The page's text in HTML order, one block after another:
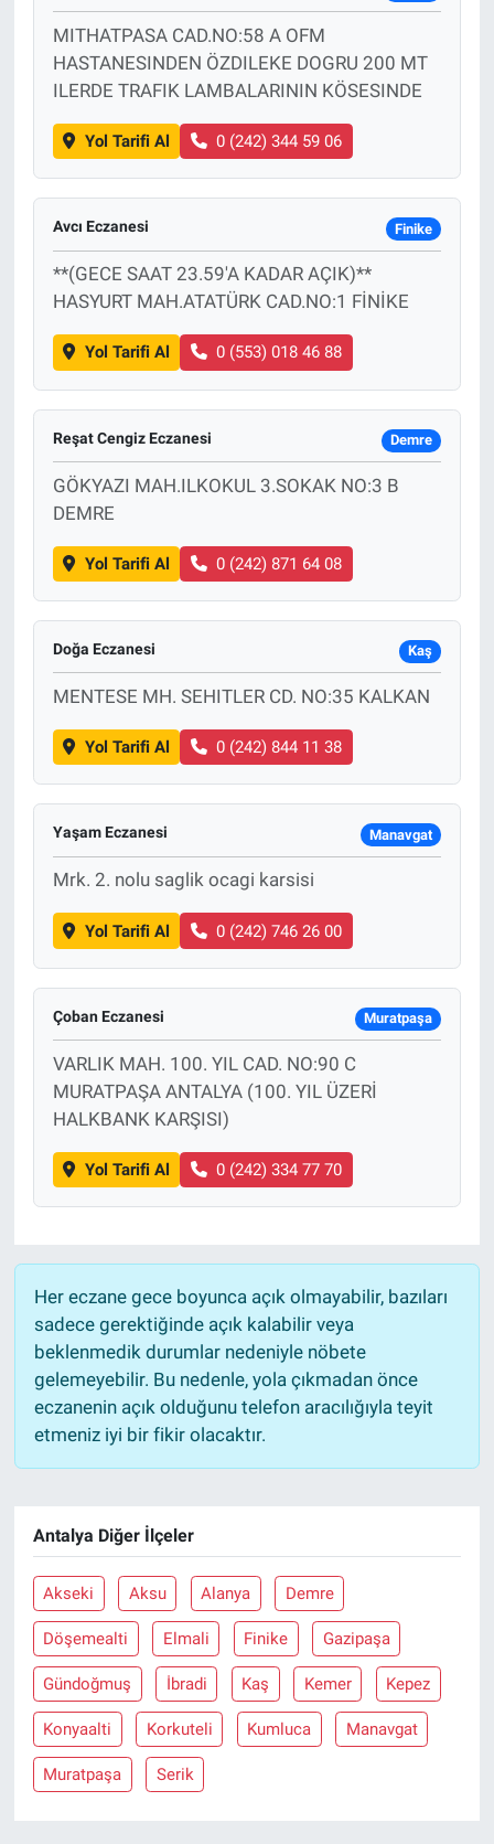
MITHATPASA CAD.NO:58 A OFM
HASTANESINDEN ÖZDILEKE DOGRU 200 MT
ILERDE TRAFIK LAMBALARININ KÖSESINDE
Yol Tarifi Al 0 (242) 344 59 06
Avcı Eczanesi Finike
**(GECE SAAT 23.59'A KADAR AÇIK)**
HASYURT MAH.ATATÜRK CAD.NO:1 FİNİKE
Yol Tarifi Al 0 (553) 018 46 88
Reşat Cengiz Eczanesi Demre
GÖKYAZI MAH.ILKOKUL 3.SOKAK NO:3 B
DEMRE
Yol Tarifi Al 0 (242) 871 64 08
Doğa Eczanesi Kaş
MENTESE MH. SEHITLER CD. NO:35 KALKAN
Yol Tarifi Al 0 (242) 844 11 38
Yaşam Eczanesi Manavgat
Mrk. 2. nolu saglik ocagi karsisi
Yol Tarifi Al 0 (242) 746 26 00
Çoban Eczanesi Muratpaşa
VARLIK MAH. 100. YIL CAD. NO:90 C
MURATPAŞA ANTALYA (100. YIL ÜZERİ
HALKBANK KARŞISI)
Yol Tarifi Al 0 (242) 334 77 70
Her eczane gece boyunca açık olmayabilir, bazıları
sadece gerektiğinde açık kalabilir veya
beklenmedik durumlar nedeniyle nöbete
gelemeyebilir. Bu nedenle, yola çıkmadan önce
eczanenin açık olduğunu telefon aracılığıyla teyit
etmeniz iyi bir fikir olacaktır.
Antalya Diğer İlçeler
Akseki Aksu Alanya Demre
Döşemealti Elmali Finike Gazipaşa
Gündoğmuş İbradi Kaş Kemer Kepez
Konyaalti Korkuteli Kumluca Manavgat
Muratpaşa Serik